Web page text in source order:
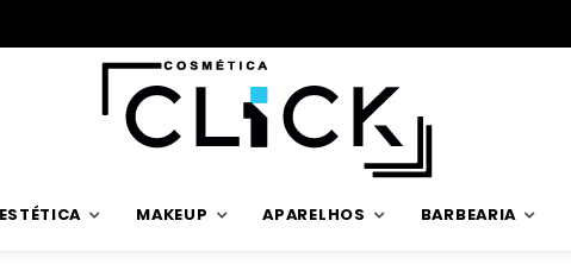
ESTÉTICA MAKEUP APARELHOS BARBEARIA